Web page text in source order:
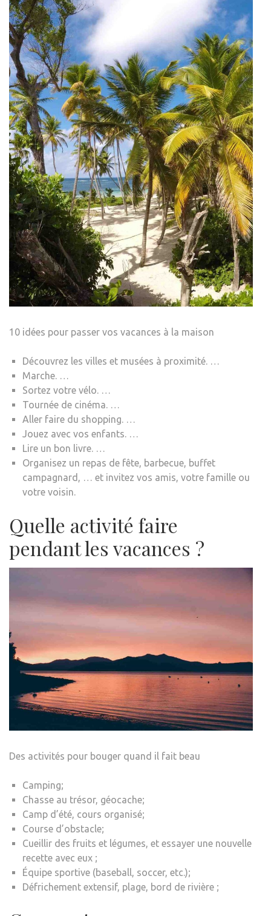
10 idées pour passer vos vacances à la maison
Découvrez les villes et musées à proximité. …
Marche. …
Sortez votre vélo. …
Tournée de cinéma. …
Aller faire du shopping. …
Jouez avec vos enfants. …
Lire un bon livre. …
Organisez un repas de fête, barbecue, buffet
campagnard, … et invitez vos amis, votre famille ou
votre voisin.
Quelle activité faire
pendant les vacances ?
Des activités pour bouger quand il fait beau
Camping;
Chasse au trésor, géocache;
Camp d’été, cours organisé;
Course d’obstacle;
Cueillir des fruits et légumes, et essayer une nouvelle
recette avec eux ;
Équipe sportive (baseball, soccer, etc.);
Défrichement extensif, plage, bord de rivière ;